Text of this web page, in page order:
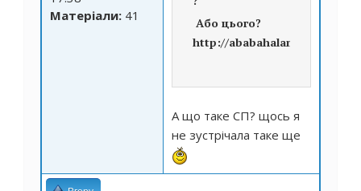
Матеріали: 41
Або цього?
http://
А що таке СП? щось я
не зустрічала таке ще